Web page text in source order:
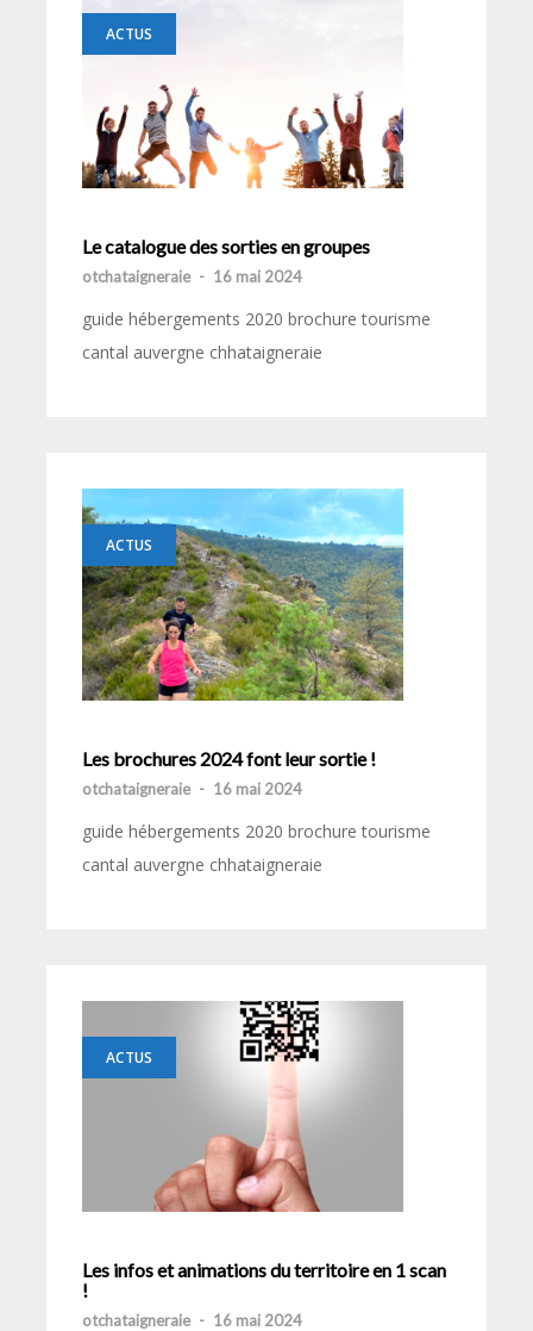
ACTUS
Le catalogue des sorties en groupes
otchataigneraie - 16 mai 2024
guide hébergements 2020 brochure tourisme
cantal auvergne chhataigneraie
ACTUS
Les brochures 2024 font leur sortie !
otchataigneraie - 16 mai 2024
guide hébergements 2020 brochure tourisme
cantal auvergne chhataigneraie
ACTUS
Les infos et animations du territoire en 1 scan
!
otchataigneraie - 16 mai 2024